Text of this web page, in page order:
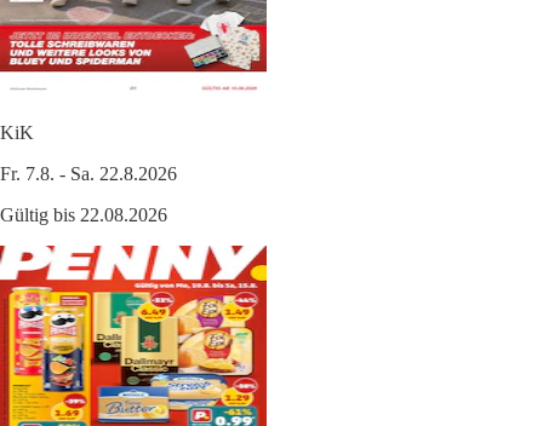
KiK
Fr. 7.8. - Sa. 22.8.2026
Gültig bis 22.08.2026